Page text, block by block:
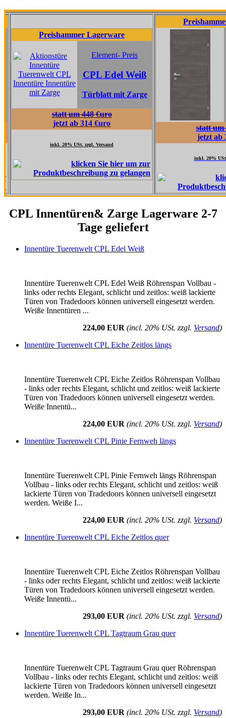
Preishammer Lagerware
Element- Preis
CPL Edel Weiß
Türblatt mit Zarge
statt um 448 €uro
jetzt ab 314 €uro
inkl. 20% USt. zzgl. Versand
Preishammer
statt um 517 €uro
jetzt ab 362 €uro
inkl. 20% USt. zzgl. Versand
CPL Innentüren& Zarge Lagerware 2-7
Tage geliefert
Innentüre Tuerenwelt CPL Edel Weiß
Innentüre Tuerenwelt CPL Edel Weiß Röhrenspan Vollbau -
links oder rechts Elegant, schlicht und zeitlos: weiß lackierte
Türen von Tradedoors können universell eingesetzt werden.
Weiße Innentüren ...
224,00 EUR (incl. 20% USt. zzgl. Versand)
Innentüre Tuerenwelt CPL Eiche Zeitlos längs
Innentüre Tuerenwelt CPL Eiche Zeitlos Röhrenspan Vollbau
- links oder rechts Elegant, schlicht und zeitlos: weiß lackierte
Türen von Tradedoors können universell eingesetzt werden.
Weiße Innentü...
224,00 EUR (incl. 20% USt. zzgl. Versand)
Innentüre Tuerenwelt CPL Pinie Fernweh längs
Innentüre Tuerenwelt CPL Pinie Fernweh längs Röhrenspan
Vollbau - links oder rechts Elegant, schlicht und zeitlos: weiß
lackierte Türen von Tradedoors können universell eingesetzt
werden. Weiße I...
224,00 EUR (incl. 20% USt. zzgl. Versand)
Innentüre Tuerenwelt CPL Eiche Zeitlos quer
Innentüre Tuerenwelt CPL Eiche Zeitlos Röhrenspan Vollbau
- links oder rechts Elegant, schlicht und zeitlos: weiß lackierte
Türen von Tradedoors können universell eingesetzt werden.
Weiße Innentü...
293,00 EUR (incl. 20% USt. zzgl. Versand)
Innentüre Tuerenwelt CPL Tagtraum Grau quer
Innentüre Tuerenwelt CPL Tagtraum Grau quer Röhrenspan
Vollbau - links oder rechts Elegant, schlicht und zeitlos: weiß
lackierte Türen von Tradedoors können universell eingesetzt
werden. Weiße In...
293,00 EUR (incl. 20% USt. zzgl. Versand)